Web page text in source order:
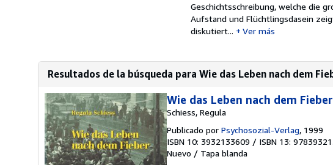
Geschichtsschreibung, welche die
Aufstand und Flüchtlingsdasein
diskutiert...
Ver más
Resultados de la búsqueda para Wie das Leben nach dem
Wie das Leben nach dem
Schiess, Regula
Publicado por Psychosozial-Verlag, 1999
ISBN 10: 3932133609 / ISBN 13:
Nuevo / Tapa blanda